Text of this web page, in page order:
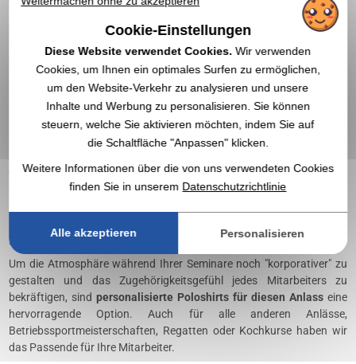
Werbeobjektzu kleben, damit Ihre Interessenten
zu Hause mit ihrem Notebook über ihr Geschäft nachdenken ,
Kugelschreiber oder Tragetasche. Laut einer 2017 durchgeführten
81 % erinnern sich an die Marke, die sie tragen *.
Für Ihren Bürobedarf
mit Ihrem Logo gekennzeichnet
„corporate“ und vor allem sind die Preise, die wir anbieten, in der
Regel niedriger als die von Büroanbietern.
Für ein eher unternehmensbezogenes
Seminar
Um die Atmosphäre während Ihrer Seminare noch "korporativer" zu
gestalten und das Zugehörigkeitsgefühl jedes Mitarbeiters zu
bekräftigen, sindpersonalisierte Poloshirts für diesen Anlasseine
hervorragende Option. Auch für alle anderen Anlässe,
Betriebssportmeisterschaften, Regatten oder Kochkurse haben wir
das Passende für Ihre Mitarbeiter.
Cookie-Einstellungen
Diese Website verwendet Cookies. Wir verwenden
Cookies, um Ihnen ein optimales Surfen zu ermöglichen,
um den Website-Verkehr zu analysieren und unsere
Inhalte und Werbung zu personalisieren. Sie können
steuern, welche Sie aktivieren möchten, indem Sie auf
die Schaltfläche "Anpassen" klicken.
Weitere Informationen über die von uns verwendeten Cookies
finden Sie in unserem Datenschutzrichtlinie
Alle akzeptieren Personalisieren